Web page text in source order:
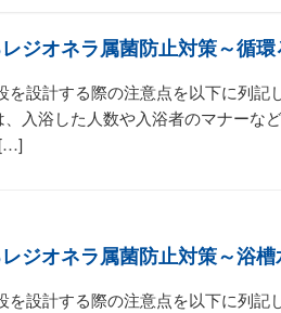
ジオネラ属菌防止対策～循環
を設計する際の注意点を以下に列
入浴した人数や入浴者のマナーな
[…]
ジオネラ属菌防止対策～浴槽
を設計する際の注意点を以下に列